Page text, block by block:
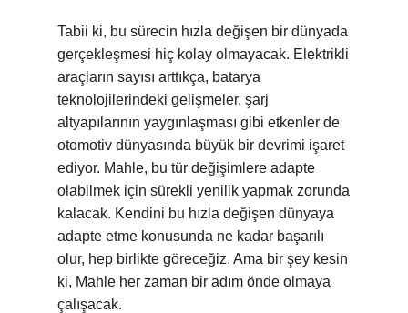
Tabii ki, bu sürecin hızla değişen bir dünyada
gerçekleşmesi hiç kolay olmayacak. Elektrikli
araçların sayısı arttıkça, batarya
teknolojilerindeki gelişmeler, şarj
altyapılarının yaygınlaşması gibi etkenler de
otomotiv dünyasında büyük bir devrimi işaret
ediyor. Mahle, bu tür değişimlere adapte
olabilmek için sürekli yenilik yapmak zorunda
kalacak. Kendini bu hızla değişen dünyaya
adapte etme konusunda ne kadar başarılı
olur, hep birlikte göreceğiz. Ama bir şey kesin
ki, Mahle her zaman bir adım önde olmaya
çalışacak.